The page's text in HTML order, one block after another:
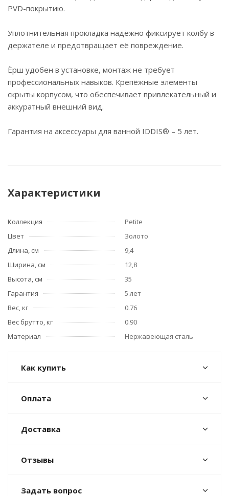
PVD-покрытию.
Уплотнительная прокладка надёжно фиксирует колбу в
держателе и предотвращает её повреждение.
Ёрш удобен в установке, монтаж не требует
профессиональных навыков. Крепёжные элементы
скрыты корпусом, что обеспечивает привлекательный и
аккуратный внешний вид.
Гарантия на аксессуары для ванной IDDIS® – 5 лет.
Характеристики
Коллекция
Petite
Цвет
Золото
Длина, см
9,4
Ширина, см
12,8
Высота, см
35
Гарантия
5 лет
Вес, кг
0.76
Вес брутто, кг
0.90
Материал
Нержавеющая сталь
Как купить
Оплата
Доставка
Отзывы
Задать вопрос